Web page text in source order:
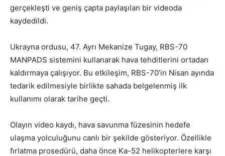
gerçekleşti ve geniş çapta paylaşılan bir videoda
kaydedildi.
Ukrayna ordusu, 47. Ayrı Mekanize Tugay, RBS-70
MANPADS sistemini kullanarak hava tehditlerini ortadan
kaldırmaya çalışıyor. Bu etkileşim, RBS-70’in Nisan ayında
tedarik edilmesiyle birlikte sahada belgelenmiş ilk
kullanımı olarak tarihe geçti.
Olayın video kaydı, hava savunma füzesinin hedefe
ulaşma yolculuğunu canlı bir şekilde gösteriyor. Özellikle
fırlatma prosedürü, daha önce Ka-52 helikopterlere karşı